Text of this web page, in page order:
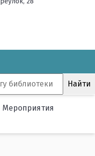
Мероприятия